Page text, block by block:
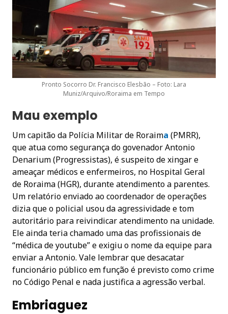
Pronto Socorro Dr. Francisco Elesbão – Foto: Lara
Muniz/Arquivo/Roraima em Tempo
Mau exemplo
Um capitão da Polícia Militar de Roraima (PMRR),
que atua como segurança do govenador Antonio
Denarium (Progressistas), é suspeito de xingar e
ameaçar médicos e enfermeiros, no Hospital Geral
de Roraima (HGR), durante atendimento a parentes.
Um relatório enviado ao coordenador de operações
dizia que o policial usou da agressividade e tom
autoritário para reivindicar atendimento na unidade.
Ele ainda teria chamado uma das profissionais de
“médica de youtube” e exigiu o nome da equipe para
enviar a Antonio. Vale lembrar que desacatar
funcionário público em função é previsto como crime
no Código Penal e nada justifica a agressão verbal.
Embriaguez